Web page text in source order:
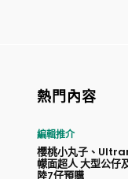
熱門內容
編輯推介
櫻桃小丸子、
幪面超人 大型公仔
陸7仔預購